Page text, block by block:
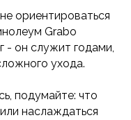
ориентироваться
Grabo
- он служит годами,
ухода.
подумайте: что
наслаждаться